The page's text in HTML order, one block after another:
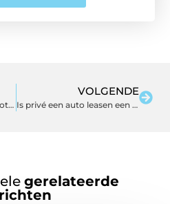
Slotenmaker Den Haag: slotenservice
VOLGENDE
Is privé een auto leasen een goed idee?
gerelateerde